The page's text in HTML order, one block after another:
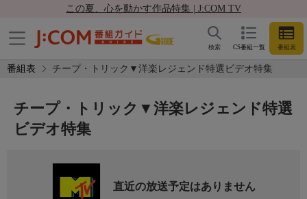
この夏、心を動かす作品特集 | J:COM TV
CS番組一覧 番組表
検索
番組表 チープ・トリック▼洋楽レジェンド特選ビデオ特集
チープ・トリック▼洋楽レジェンド特選
ビデオ特集
直近の放送予定はありません